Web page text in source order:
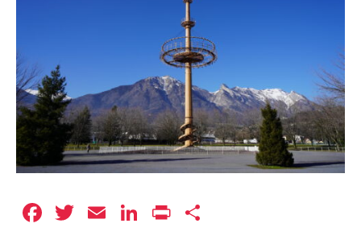
Facebook
Twitter
EmailLinkedIn
Print